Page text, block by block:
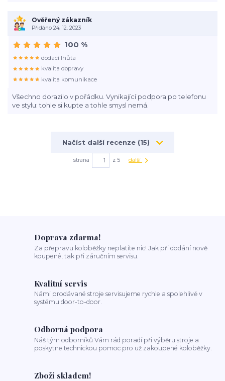
Ověřený zákazník
Přidáno 24. 12. 2023
Všechno dorazilo v pořádku. Vynikající podpora po telefonu
ve stylu: tohle si kupte a tohle smysl nemá.
100 %
dodací lhůta
kvalita dopravy
kvalita komunikace
Načíst další recenze (15)
strana z 5 další
Doprava zdarma!
Za přepravu koloběžky neplatíte nic! Jak při dodání nově
koupené, tak při záručním servisu.
Kvalitní servis
Námi prodávané stroje servisujeme rychle a spolehlivě v
systému door-to-door.
Odborná podpora
Náš tým odborníků Vám rád poradí při výběru stroje a
poskytne technickou pomoc pro už zakoupené koloběžky.
Zboží skladem!